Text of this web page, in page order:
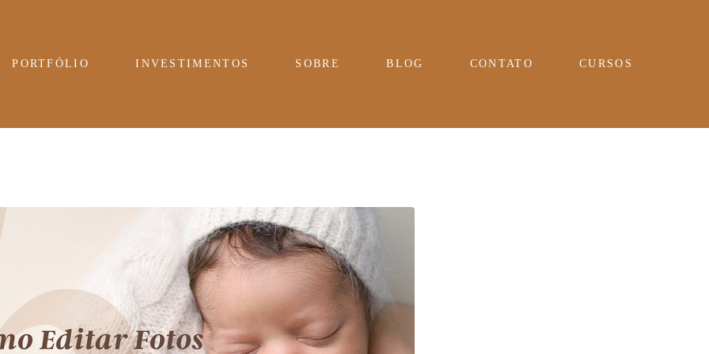
PORTFÓLIO INVESTIMENTOS SOBRE BLOG CONTATO CURSOS